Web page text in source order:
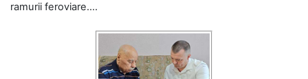
ramurii feroviare....